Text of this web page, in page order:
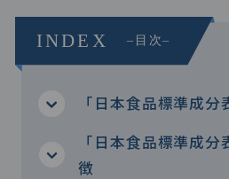
「日本食品標準成分
「日本食品標準成
徴